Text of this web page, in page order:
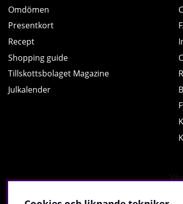
Omdömen
Presentkort
Recept
Shopping guide
Tillskottsbolaget Magazine
Julkalender